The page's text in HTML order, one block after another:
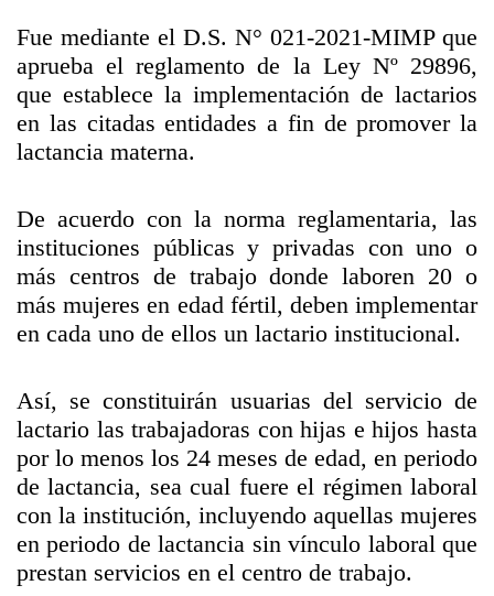
Fue mediante el D.S. N° 021-2021-MIMP que
aprueba el reglamento de la Ley Nº 29896,
que establece la implementación de lactarios
en las citadas entidades a fin de promover la
lactancia materna.
De acuerdo con la norma reglamentaria, las
instituciones públicas y privadas con uno o
más centros de trabajo donde laboren 20 o
más mujeres en edad fértil, deben implementar
en cada uno de ellos un lactario institucional.
Así, se constituirán usuarias del servicio de
lactario las trabajadoras con hijas e hijos hasta
por lo menos los 24 meses de edad, en periodo
de lactancia, sea cual fuere el régimen laboral
con la institución, incluyendo aquellas mujeres
en periodo de lactancia sin vínculo laboral que
prestan servicios en el centro de trabajo.